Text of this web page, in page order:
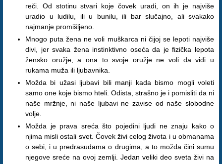
reči. Od stotinu stvari koje čovek uradi, on ih je najviše
uradio u ludilu, ili u bunilu, ili bar slučajno, ali svakako
najmanje promišljeno.
Mnogo puta žena ne voli muškarca ni čijoj se lepoti najviše
divi, jer svaka žena instinktivno oseća da je fizička lepota
žensko oružje, a ona to svoje oružje ne voli da vidi u
rukama muža ili ljubavnika.
Možda bi užasi ljubavi bili manji kada bismo mogli voleti
samo one koje bismo hteli. Odista, strašno je i pomisliti da ni
naše mržnje, ni naše ljubavi ne zavise od naše slobodne
volje.
Možda je prava sreća što pojedini ljudi ne znaju kako o
njima misli ostali svet. Čovek živi celog života i u obmanama
o sebi, i u predrasudama o drugima, a to možda čini sumu
njegove sreće na ovoj zemlji. Jedan veliki deo sveta živi na